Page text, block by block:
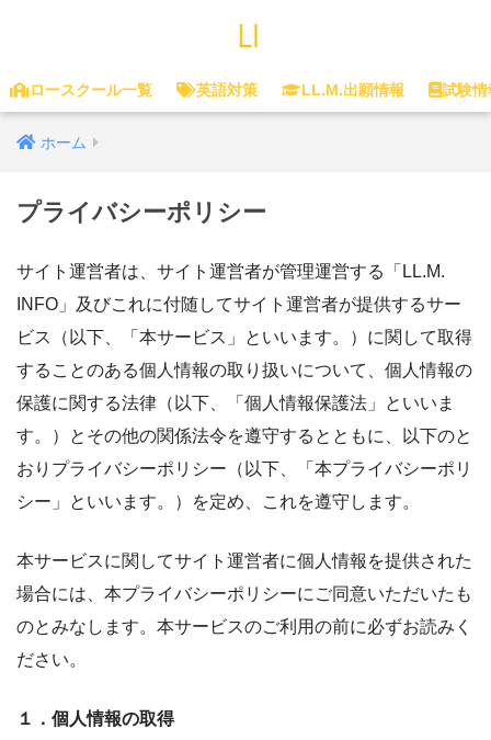
ロースクール一覧 英語対策 LL.M.出願情報 試験情
ホーム
プライバシーポリシー
サイト運営者は、サイト運営者が管理運営する「LL.M.
INFO」及びこれに付随してサイト運営者が提供するサー
ビス（以下、「本サービス」といいます。）に関して取得
することのある個人情報の取り扱いについて、個人情報の
保護に関する法律（以下、「個人情報保護法」といいま
す。）とその他の関係法令を遵守するとともに、以下のと
おりプライバシーポリシー（以下、「本プライバシーポリ
シー」といいます。）を定め、これを遵守します。
本サービスに関してサイト運営者に個人情報を提供された
場合には、本プライバシーポリシーにご同意いただいたも
のとみなします。本サービスのご利用の前に必ずお読みく
ださい。
１．個人情報の取得